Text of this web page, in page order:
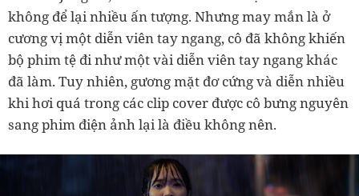
không để lại nhiều ấn tượng. Nhưng may mắn là ở
cương vị một diễn viên tay ngang, cô đã không khiến
bộ phim tệ đi như một vài diễn viên tay ngang khác
đã làm. Tuy nhiên, gương mặt đơ cứng và diễn nhiều
khi hơi quá trong các clip cover được cô bưng nguyên
sang phim điện ảnh lại là điều không nên.